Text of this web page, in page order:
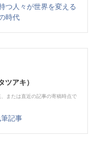
つ人々が世界を変える
時代
ツアキ）
または直近の記事の寄稿時点で
記事